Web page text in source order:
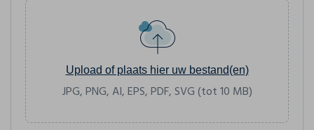
Upload of plaats hier uw bestand(en)
JPG, PNG, AI, EPS, PDF, SVG (tot 10 MB)